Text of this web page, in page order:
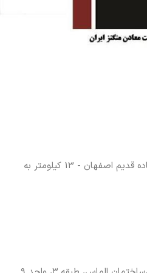
آدرس معدن : قم - کیلومتر 15 جاده قدیم اصفهان - 13 کیلومتر به